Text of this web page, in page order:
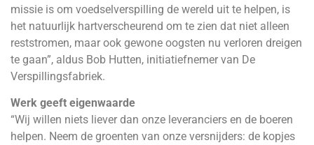
missie is om voedselverspilling de wereld uit te helpen, is
het natuurlijk hartverscheurend om te zien dat niet alleen
reststromen, maar ook gewone oogsten nu verloren dreigen
te gaan”, aldus Bob Hutten, initiatiefnemer van De
Verspillingsfabriek.
Werk geeft eigenwaarde
“Wij willen niets liever dan onze leveranciers en de boeren
helpen. Neem de groenten van onze versnijders: de kopjes